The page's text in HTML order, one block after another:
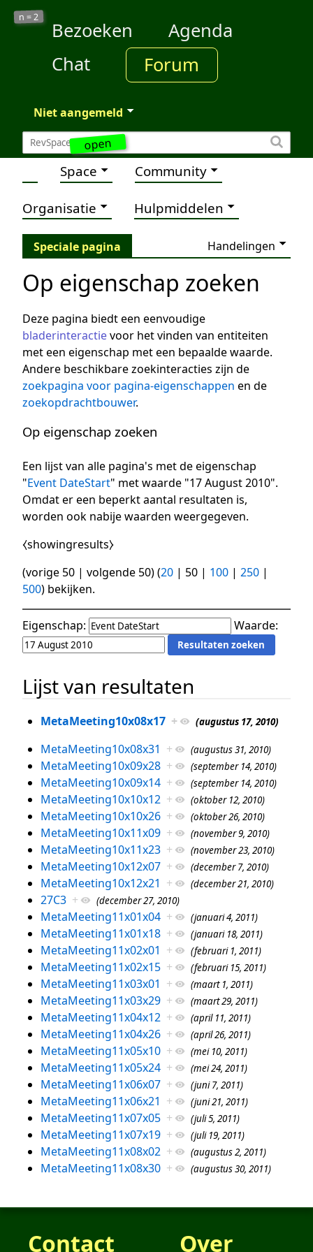
open
n =2
Bezoeken
Agenda
Chat
Forum
Niet aangemeld
Space Community
Organisatie Hulpmiddelen
Speciale pagina Handelingen
Op eigenschap zoeken
Deze pagina biedt een eenvoudige
bladerinteractievoor het vinden van entiteiten
met een eigenschap met een bepaalde waarde.
Andere beschikbare zoekinteracties zijn de
zoekpagina voor pagina-eigenschappen en de
zoekopdrachtbouwer.
Op eigenschap zoeken
Een lijst van alle pagina's met de eigenschap
"Event DateStart" met waarde "17 August 2010".
Omdat er een beperkt aantal resultaten is,
worden ook nabije waarden weergegeven.
⧼showingresults⧽
(vorige 50 | volgende 50) (20 | 50 | 100 | 250 |
500) bekijken.
Eigenschap: Waarde:
Lijst van resultaten
MetaMeeting10x08x17 + (augustus 17, 2010)
MetaMeeting10x08x31 + (augustus 31, 2010)
MetaMeeting10x09x28 + (september 14, 2010)
MetaMeeting10x09x14 + (september 14, 2010)
MetaMeeting10x10x12 + (oktober 12, 2010)
MetaMeeting10x10x26 + (oktober 26, 2010)
MetaMeeting10x11x09 + (november 9, 2010)
MetaMeeting10x11x23 + (november 23, 2010)
MetaMeeting10x12x07 + (december 7, 2010)
MetaMeeting10x12x21 + (december 21, 2010)
27C3 + (december 27, 2010)
MetaMeeting11x01x04 + (januari 4, 2011)
MetaMeeting11x01x18 + (januari 18, 2011)
MetaMeeting11x02x01 + (februari 1, 2011)
MetaMeeting11x02x15 + (februari 15, 2011)
MetaMeeting11x03x01 + (maart 1, 2011)
MetaMeeting11x03x29 + (maart 29, 2011)
MetaMeeting11x04x12 + (april 11, 2011)
MetaMeeting11x04x26 + (april 26, 2011)
MetaMeeting11x05x10 + (mei 10, 2011)
MetaMeeting11x05x24 + (mei 24, 2011)
MetaMeeting11x06x07 + (juni 7, 2011)
MetaMeeting11x06x21 + (juni 21, 2011)
MetaMeeting11x07x05 + (juli 5, 2011)
MetaMeeting11x07x19 + (juli 19, 2011)
MetaMeeting11x08x02 + (augustus 2, 2011)
MetaMeeting11x08x30 + (augustus 30, 2011)
Contact Over